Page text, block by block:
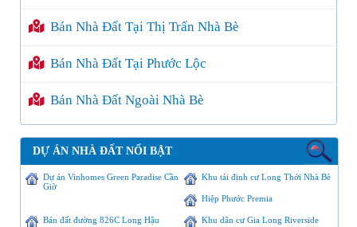
Bán Nhà Đất Tại Thị Trấn Nhà Bè
Bán Nhà Đất Tại Phước Lộc
Bán Nhà Đất Ngoài Nhà Bè
DỰ ÁN NHÀ ĐẤT NỔI BẬT
Dự án Vinhomes Green Paradise Cần
Giờ
Khu tái định cư Long Thới Nhà Bè
Hiệp Phước Premia
Bán đất đường 826C Long Hậu Khu dân cư Gia Long Riverside